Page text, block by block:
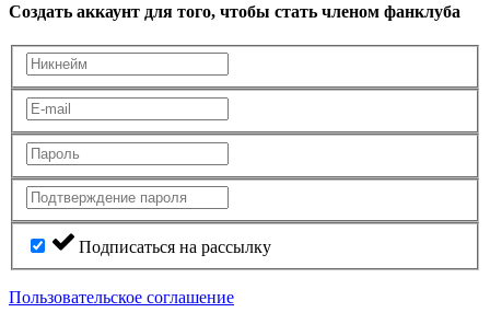
Создать аккаунт для того, чтобы стать членом фанклуба
Подписаться на рассылку
Пользовательское соглашение